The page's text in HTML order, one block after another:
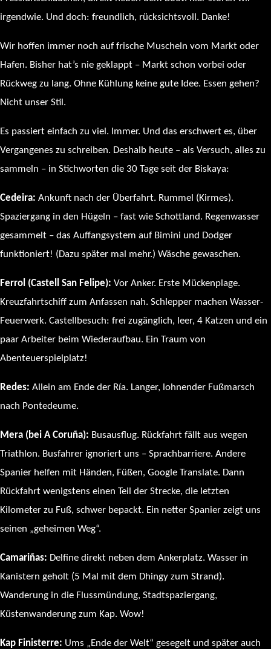
irgendwie. Und doch: freundlich, rücksichtsvoll. Danke!
Wir hoffen immer noch auf frische Muscheln vom Markt oder
Hafen. Bisher hat’s nie geklappt – Markt schon vorbei oder
Rückweg zu lang. Ohne Kühlung keine gute Idee. Essen gehen?
Nicht unser Stil.
Es passiert einfach zu viel. Immer. Und das erschwert es, über
Vergangenes zu schreiben. Deshalb heute – als Versuch, alles zu
sammeln – in Stichworten die 30 Tage seit der Biskaya:
Cedeira: Ankunft nach der Überfahrt. Rummel (Kirmes).
Spaziergang in den Hügeln – fast wie Schottland. Regenwasser
gesammelt – das Auffangsystem auf Bimini und Dodger
funktioniert! (Dazu später mal mehr.) Wäsche gewaschen.
Ferrol (Castell San Felipe): Vor Anker. Erste Mückenplage.
Kreuzfahrtschiff zum Anfassen nah. Schlepper machen Wasser-
Feuerwerk. Castellbesuch: frei zugänglich, leer, 4 Katzen und ein
paar Arbeiter beim Wiederaufbau. Ein Traum von
Abenteuerspielplatz!
Redes: Allein am Ende der Ría. Langer, lohnender Fußmarsch
nach Pontedeume.
Mera (bei A Coruña): Busausflug. Rückfahrt fällt aus wegen
Triathlon. Busfahrer ignoriert uns – Sprachbarriere. Andere
Spanier helfen mit Händen, Füßen, Google Translate. Dann
Rückfahrt wenigstens einen Teil der Strecke, die letzten
Kilometer zu Fuß, schwer bepackt. Ein netter Spanier zeigt uns
seinen „geheimen Weg“.
Camariñas: Delfine direkt neben dem Ankerplatz. Wasser in
Kanistern geholt (5 Mal mit dem Dhingy zum Strand).
Wanderung in die Flussmündung, Stadtspaziergang,
Küstenwanderung zum Kap. Wow!
Kap Finisterre: Ums „Ende der Welt“ gesegelt und später auch